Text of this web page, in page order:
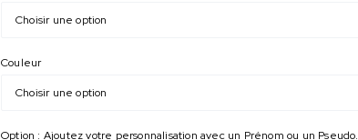
Couleur
Option : Ajoutez votre personnalisation avec un Prénom ou un Pseudo.